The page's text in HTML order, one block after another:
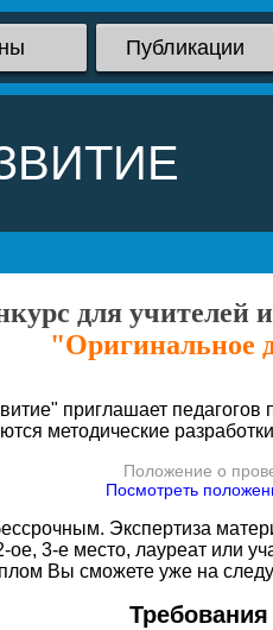
Публикации
для учителей
"Оригинальное
приглашает
методические
Положение о
Посмотреть
Экспертиза
ое, 3-е место, лауреат или
Вы сможете уже на